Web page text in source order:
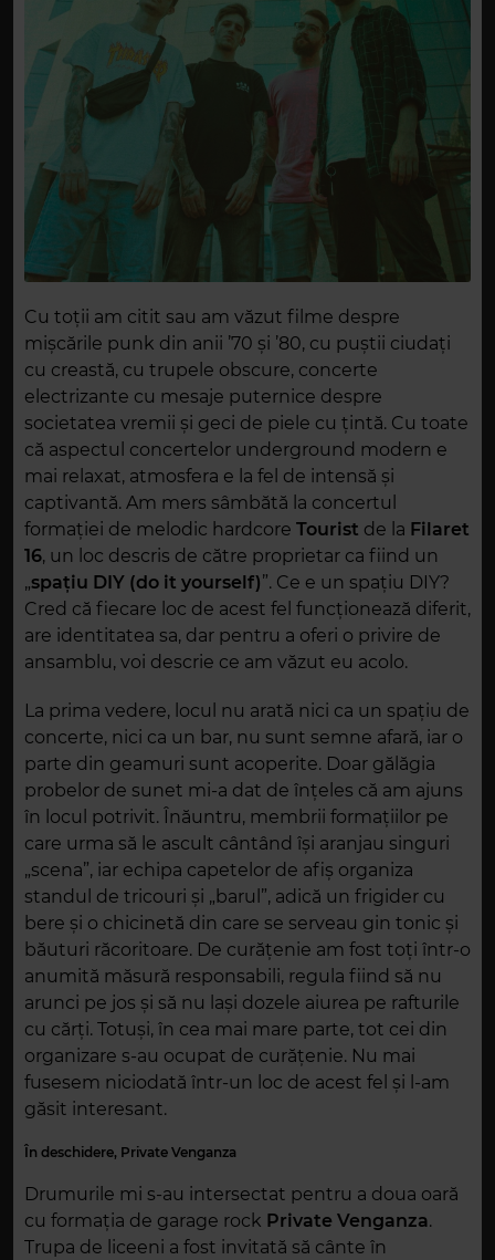
Cu toții am citit sau am văzut filme despre
mișcările punk din anii ’70 și ’80, cu puștii ciudați
cu creastă, cu trupele obscure, concerte
electrizante cu mesaje puternice despre
societatea vremii și geci de piele cu țintă. Cu toate
că aspectul concertelor underground modern e
mai relaxat, atmosfera e la fel de intensă și
captivantă. Am mers sâmbătă la concertul
formației de melodic hardcore Tourist de la Filaret
16, un loc descris de către proprietar ca fiind un
„spațiu DIY (do it yourself)”. Ce e un spațiu DIY?
Cred că fiecare loc de acest fel funcționează diferit,
are identitatea sa, dar pentru a oferi o privire de
ansamblu, voi descrie ce am văzut eu acolo.
La prima vedere, locul nu arată nici ca un spațiu de
concerte, nici ca un bar, nu sunt semne afară, iar o
parte din geamuri sunt acoperite. Doar gălăgia
probelor de sunet mi-a dat de înțeles că am ajuns
în locul potrivit. Înăuntru, membrii formațiilor pe
care urma să le ascult cântând își aranjau singuri
„scena”, iar echipa capetelor de afiș organiza
standul de tricouri și „barul”, adică un frigider cu
bere și o chicinetă din care se serveau gin tonic și
băuturi răcoritoare. De curățenie am fost toți într-o
anumită măsură responsabili, regula fiind să nu
arunci pe jos și să nu lași dozele aiurea pe rafturile
cu cărți. Totuși, în cea mai mare parte, tot cei din
organizare s-au ocupat de curățenie. Nu mai
fusesem niciodată într-un loc de acest fel și l-am
găsit interesant.
În deschidere, Private Venganza
Drumurile mi s-au intersectat pentru a doua oară
cu formația de garage rock Private Venganza.
Trupa de liceeni a fost invitată să cânte în